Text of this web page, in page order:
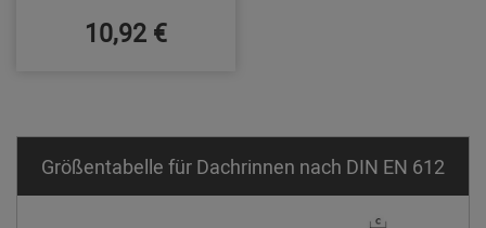
10,92 €
Größentabelle für Dachrinnen nach DIN EN 612